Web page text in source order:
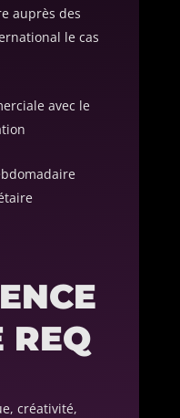
auprès des
le cas
avec le
REQ
créativité,